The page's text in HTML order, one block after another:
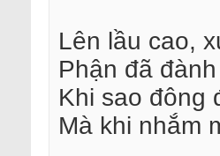
Lên lầu cao,
Phận đã
Khi sao đông
Mà khi nhắm